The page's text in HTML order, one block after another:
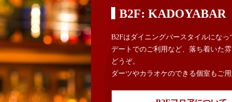
B2F: KADOYABAR
B2Fはダイニングバースタイルになっ
デートでのご利用など、落ち着いた
どうぞ。
ダーツやカラオケのできる個室もご用